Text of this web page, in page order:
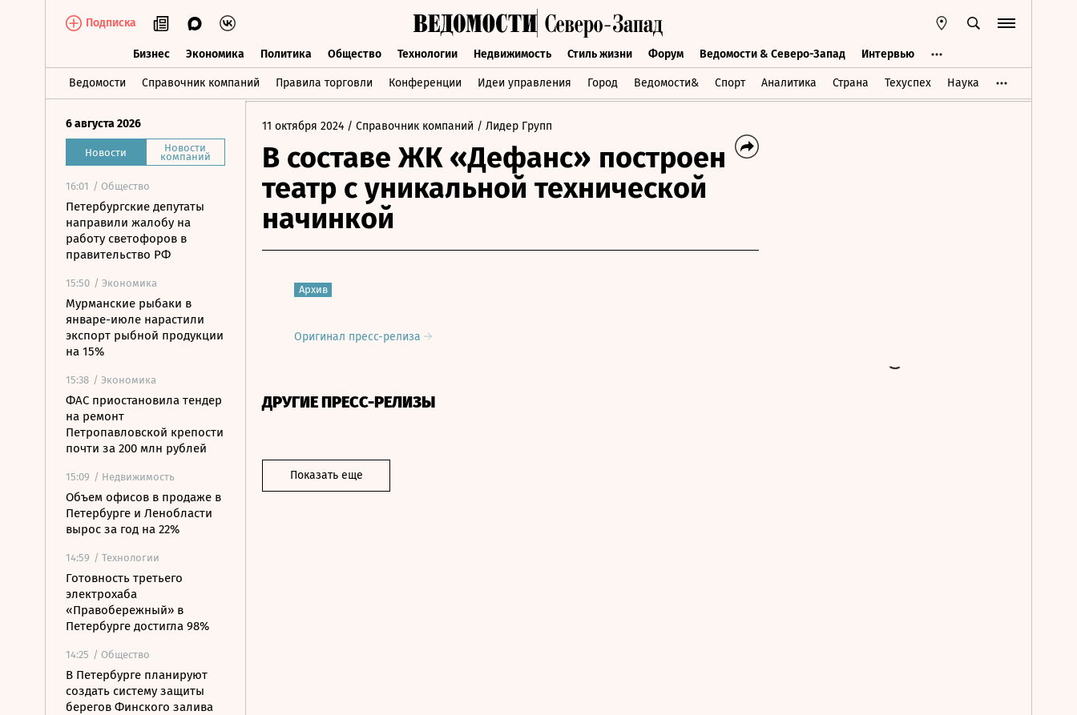
Подписка
Бизнес Экономика Политика Общество Технологии Недвижимость Стиль жизни Форум Ведомости & Северо-Запад Интервью
Ведомости Справочник компаний Правила торговли Конференции Идеи управления Город Ведомости& Спорт Аналитика Страна Техуспех Наука
Бизнес Экономика Политика Общество Технологии Недвижимость Стиль жизни Форум Ведомости & Северо-Запад Интервью
6 августа 2026
Новости Новости
компаний
16:01 / Общество
Петербургские депутаты
направили жалобу на
работу светофоров в
правительство РФ
15:50 / Экономика
Мурманские рыбаки в
январе-июле нарастили
экспорт рыбной продукции
на 15%
15:38 / Экономика
ФАС приостановила тендер
на ремонт
Петропавловской крепости
почти за 200 млн рублей
15:09 / Недвижимость
Объем офисов в продаже в
Петербурге и Ленобласти
вырос за год на 22%
14:59 / Технологии
Готовность третьего
электрохаба
«Правобережный» в
Петербурге достигла 98%
14:25 / Общество
В Петербурге планируют
создать систему защиты
берегов Финского залива
11 октября 2024 / Справочник компаний / Лидер Групп
В составе ЖК «Дефанс» построен
театр с уникальной технической
начинкой
Архив
Оригинал пресс-релиза
ДРУГИЕ ПРЕСС-РЕЛИЗЫ
Показать еще